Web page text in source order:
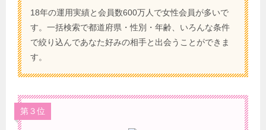
18年の運用実績と会員数600万人で女性会員が多いで
す。一括検索で都道府県・性別・年齢、いろんな条件
で絞り込んであなた好みの相手と出会うことができま
す。
第３位